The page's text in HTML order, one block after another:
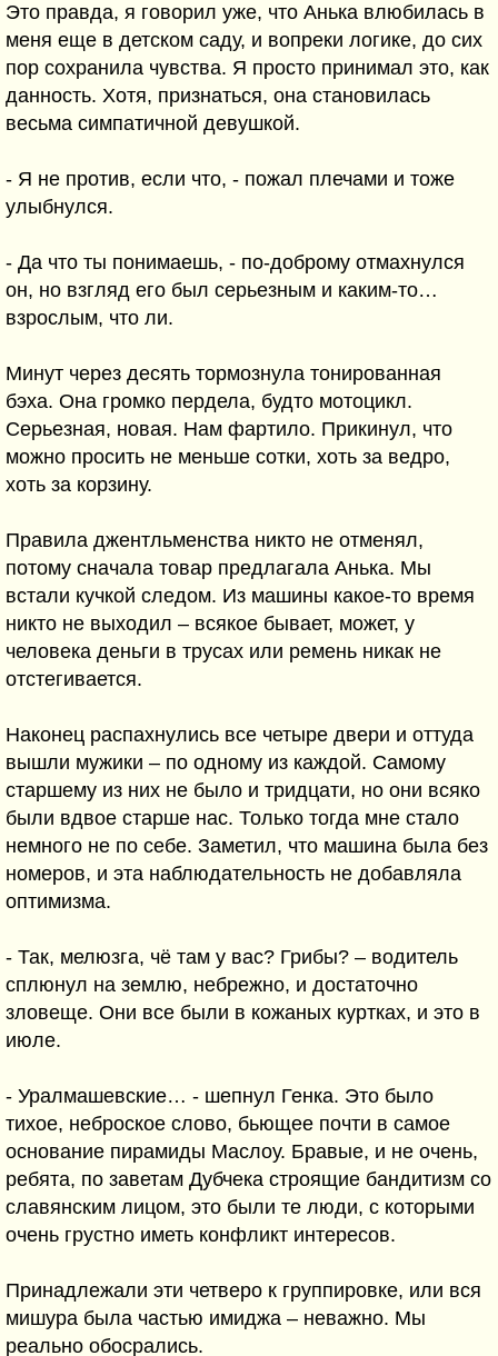
Это правда, я говорил уже, что Анька влюбилась в
меня еще в детском саду, и вопреки логике, до сих
пор сохранила чувства. Я просто принимал это, как
данность. Хотя, признаться, она становилась
весьма симпатичной девушкой.
- Я не против, если что, - пожал плечами и тоже
улыбнулся.
- Да что ты понимаешь, - по-доброму отмахнулся
он, но взгляд его был серьезным и каким-то…
взрослым, что ли.
Минут через десять тормознула тонированная
бэха. Она громко пердела, будто мотоцикл.
Серьезная, новая. Нам фартило. Прикинул, что
можно просить не меньше сотки, хоть за ведро,
хоть за корзину.
Правила джентльменства никто не отменял,
потому сначала товар предлагала Анька. Мы
встали кучкой следом. Из машины какое-то время
никто не выходил – всякое бывает, может, у
человека деньги в трусах или ремень никак не
отстегивается.
Наконец распахнулись все четыре двери и оттуда
вышли мужики – по одному из каждой. Самому
старшему из них не было и тридцати, но они всяко
были вдвое старше нас. Только тогда мне стало
немного не по себе. Заметил, что машина была без
номеров, и эта наблюдательность не добавляла
оптимизма.
- Так, мелюзга, чё там у вас? Грибы? – водитель
сплюнул на землю, небрежно, и достаточно
зловеще. Они все были в кожаных куртках, и это в
июле.
- Уралмашевские… - шепнул Генка. Это было
тихое, неброское слово, бьющее почти в самое
основание пирамиды Маслоу. Бравые, и не очень,
ребята, по заветам Дубчека строящие бандитизм со
славянским лицом, это были те люди, с которыми
очень грустно иметь конфликт интересов.
Принадлежали эти четверо к группировке, или вся
мишура была частью имиджа – неважно. Мы
реально обосрались.